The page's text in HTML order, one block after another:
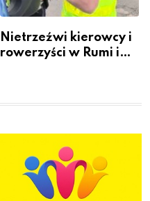
Nietrzeźwi kierowcy i
rowerzyści w Rumi i